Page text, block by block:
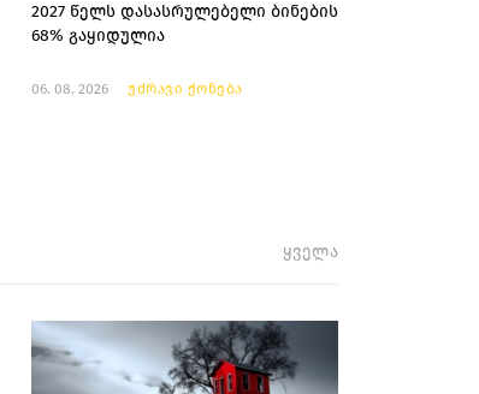
2027 წელს დასასრულებელი ბინების
68% გაყიდულია
06. 08. 2026 უძრავი ქონება
ყველა